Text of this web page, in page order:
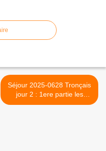
Séjour 2025-0628 Tronçais
jour 2 : 1ere partie les
chênes >